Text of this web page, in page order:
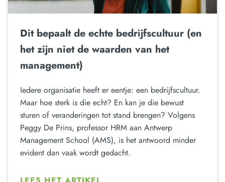
Dit bepaalt de echte bedrijfscultuur (en
het zijn niet de waarden van het
management)
Iedere organisatie heeft er eentje: een bedrijfscultuur.
Maar hoe sterk is die echt? En kan je die bewust
sturen of veranderingen tot stand brengen? Volgens
Peggy De Prins, professor HRM aan Antwerp
Management School (AMS), is het antwoord minder
evident dan vaak wordt gedacht.